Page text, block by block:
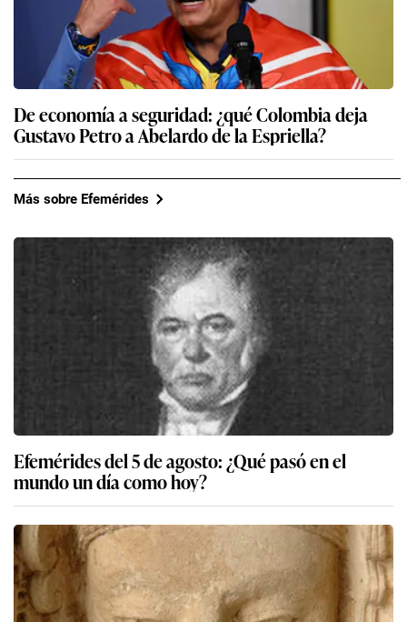
De economía a seguridad: ¿qué Colombia deja
Gustavo Petro a Abelardo de la Espriella?
Más sobre Efemérides
Efemérides del 5 de agosto: ¿Qué pasó en el
mundo un día como hoy?